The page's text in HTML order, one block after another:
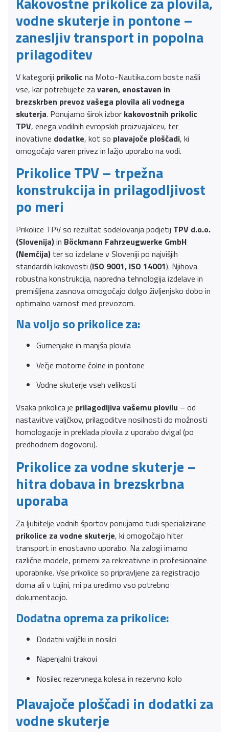
vodne skuterje in pontone –
zanesljiv transport in popolna
prilagoditev
V kategoriji prikolic na Moto-Nautika.com boste našli
vse, kar potrebujete zavaren, enostaven in
brezskrben prevoz vašega plovila ali vodnega
skuterja. Ponujamo širok izbor kakovostnih prikolic
TPV, enega vodilnih evropskih proizvajalcev, ter
inovativne dodatke, kot so plavajoče ploščadi, ki
omogočajo varen privez in lažjo uporabo na vodi.
Prikolice TPV – trpežna
konstrukcija in prilagodljivost
po meri
Prikolice TPV so rezultat sodelovanja podjetij TPV d.o.o.
(Slovenija)in Böckmann Fahrzeugwerke GmbH
(Nemčija) ter so izdelane v Sloveniji po najvišjih
standardih kakovosti (ISO 9001, ISO 14001). Njihova
robustna konstrukcija, napredna tehnologija izdelave in
premišljena zasnova omogočajo dolgo življenjsko dobo in
optimalno varnost med prevozom.
Na voljo so prikolice za:
Gumenjake in manjša plovila
Večje motorne čolne in pontone
Vodne skuterje vseh velikosti
Vsaka prikolica je prilagodljiva vašemu plovilu – od
nastavitve valjčkov, prilagoditve nosilnosti do možnosti
homologacije in preklada plovila z uporabo dvigal (po
predhodnem dogovoru).
Prikolice za vodne skuterje –
hitra dobava in brezskrbna
uporaba
Za ljubitelje vodnih športov ponujamo tudi specializirane
prikolice za vodne skuterje, ki omogočajo hiter
transport in enostavno uporabo. Na zalogi imamo
različne modele, primerni za rekreativne in profesionalne
uporabnike. Vse prikolice so pripravljene za registracijo
doma ali v tujini, mi pa uredimo vso potrebno
dokumentacijo.
Dodatna oprema za prikolice:
Dodatni valjčki in nosilci
Napenjalni trakovi
Nosilec rezervnega kolesa in rezervno kolo
Plavajoče ploščadi in dodatki za
vodne skuterje